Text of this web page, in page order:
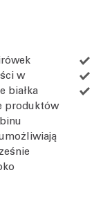
w
białka
produktów